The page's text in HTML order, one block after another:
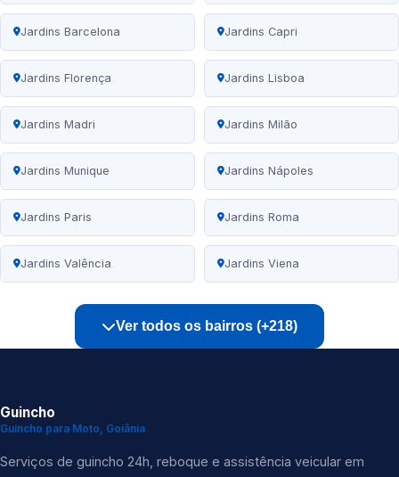
Jardins Barcelona Jardins Capri
Jardins Florença Jardins Lisboa
Jardins Madri Jardins Milão
Jardins Munique Jardins Nápoles
Jardins Paris Jardins Roma
Jardins Valência Jardins Viena
Ver todos os bairros (+218)
Guincho
Guincho para Moto, Goiânia
Serviços de guincho 24h, reboque e assistência veicular em